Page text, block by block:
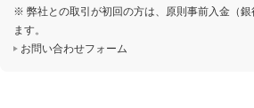
※ 弊社との取引が初回の方は、原則事前入金（銀
ます。
お問い合わせフォーム